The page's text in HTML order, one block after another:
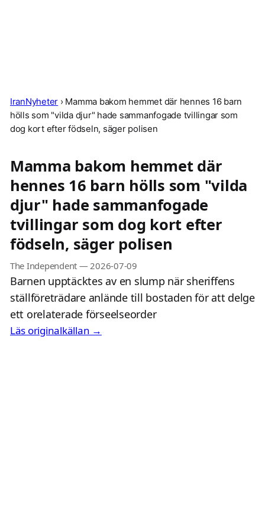
IranNyheter › Mamma bakom hemmet där hennes 16 barn
hölls som "vilda djur" hade sammanfogade tvillingar som
dog kort efter födseln, säger polisen
Mamma bakom hemmet där
hennes 16 barn hölls som "vilda
djur" hade sammanfogade
tvillingar som dog kort efter
födseln, säger polisen
The Independent — 2026-07-09
Barnen upptäcktes av en slump när sheriffens
ställföreträdare anlände till bostaden för att delge
ett orelaterade förseelseorder
Läs originalkällan →